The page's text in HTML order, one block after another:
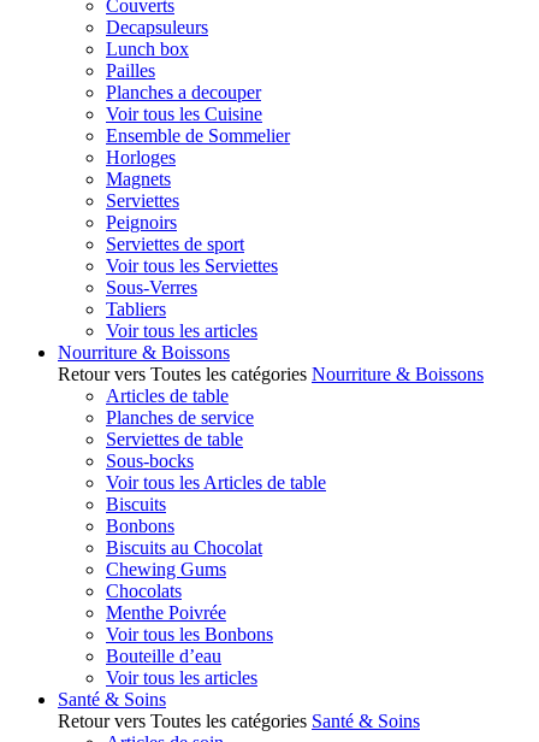
Couverts
Decapsuleurs
Lunch box
Pailles
Planches a decouper
Voir tous les Cuisine
Ensemble de Sommelier
Horloges
Magnets
Serviettes
Peignoirs
Serviettes de sport
Voir tous les Serviettes
Sous-Verres
Tabliers
Voir tous les articles
Nourriture & Boissons
Retour vers Toutes les catégories Nourriture & Boissons
Articles de table
Planches de service
Serviettes de table
Sous-bocks
Voir tous les Articles de table
Biscuits
Bonbons
Biscuits au Chocolat
Chewing Gums
Chocolats
Menthe Poivrée
Voir tous les Bonbons
Bouteille d’eau
Voir tous les articles
Santé & Soins
Retour vers Toutes les catégories Santé & Soins